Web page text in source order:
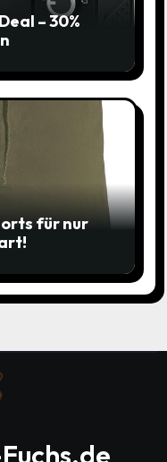
– 30%
für nur